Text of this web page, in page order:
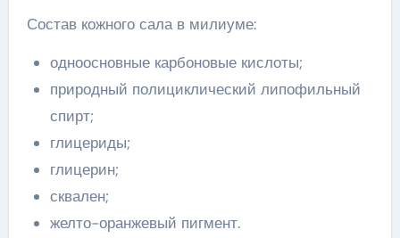
Состав кожного сала в милиуме:
одноосновные карбоновые кислоты;
природный полициклический липофильный
спирт;
глицериды;
глицерин;
сквален;
желто-оранжевый пигмент.